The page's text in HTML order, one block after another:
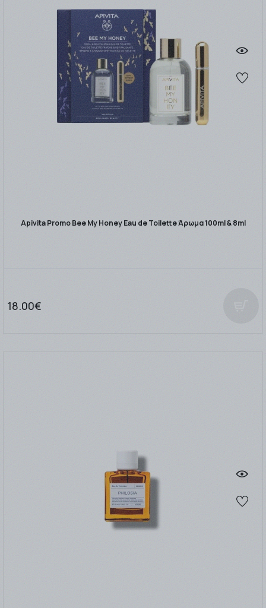
Apivita Promo Bee My Honey Eau de Toilette Άρωμα 100ml & 8ml
18.00€